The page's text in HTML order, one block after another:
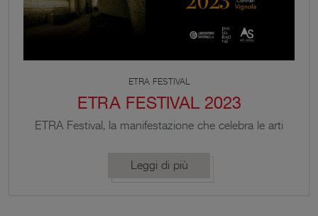
ETRA FESTIVAL
ETRA FESTIVAL 2023
ETRA Festival, la manifestazione che celebra le arti
al 21 agosto, nella sua X edizione. Un mese di
eventi gratuiti dedicati alla musica, alla danza, alla
Leggi di più